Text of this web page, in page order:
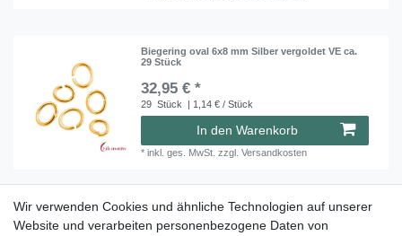
Biegering oval 6x8 mm Silber vergoldet VE ca.
29 Stück
32,95 € *
29 Stück | 1,14 € / Stück
In den Warenkorb
*inkl. ges. MwSt. zzgl.Versandkosten
Biegering-Zange
Wir verwenden Cookies und ähnliche Technologien auf unserer
Website und verarbeiten personenbezogene Daten von